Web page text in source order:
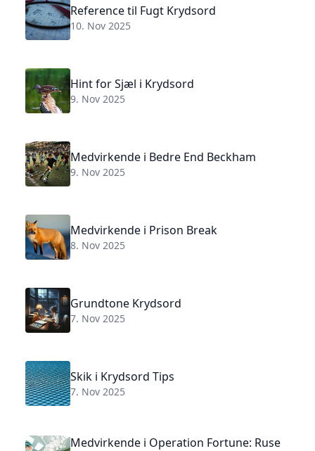
Reference til Fugt Krydsord
10. Nov 2025
Hint for Sjæl i Krydsord
9. Nov 2025
Medvirkende i Bedre End Beckham
9. Nov 2025
Medvirkende i Prison Break
8. Nov 2025
Grundtone Krydsord
7. Nov 2025
Skik i Krydsord Tips
7. Nov 2025
Medvirkende i Operation Fortune: Ruse